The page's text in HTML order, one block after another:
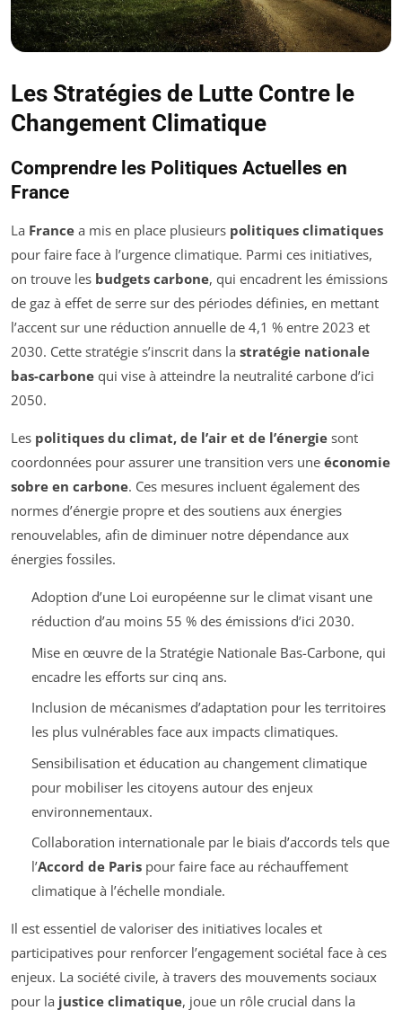
Les Stratégies de Lutte Contre le
Changement Climatique
Comprendre les Politiques Actuelles en
France
La France a mis en place plusieurs politiques climatiques
pour faire face à l’urgence climatique. Parmi ces initiatives,
on trouve les budgets carbone, qui encadrent les émissions
de gaz à effet de serre sur des périodes définies, en mettant
l’accent sur une réduction annuelle de 4,1 % entre 2023 et
2030. Cette stratégie s’inscrit dans la stratégie nationale
bas-carbone qui vise à atteindre la neutralité carbone d’ici
2050.
Les politiques du climat, de l’air et de l’énergie sont
coordonnées pour assurer une transition vers une économie
sobre en carbone. Ces mesures incluent également des
normes d’énergie propre et des soutiens aux énergies
renouvelables, afin de diminuer notre dépendance aux
énergies fossiles.
Adoption d’une Loi européenne sur le climat visant une
réduction d’au moins 55 % des émissions d’ici 2030.
Mise en œuvre de la Stratégie Nationale Bas-Carbone, qui
encadre les efforts sur cinq ans.
Inclusion de mécanismes d’adaptation pour les territoires
les plus vulnérables face aux impacts climatiques.
Sensibilisation et éducation au changement climatique
pour mobiliser les citoyens autour des enjeux
environnementaux.
Collaboration internationale par le biais d’accords tels que
l’Accord de Parispour faire face au réchauffement
climatique à l’échelle mondiale.
Il est essentiel de valoriser des initiatives locales et
participatives pour renforcer l’engagement sociétal face à ces
enjeux. La société civile, à travers des mouvements sociaux
pour la justice climatique, joue un rôle crucial dans la